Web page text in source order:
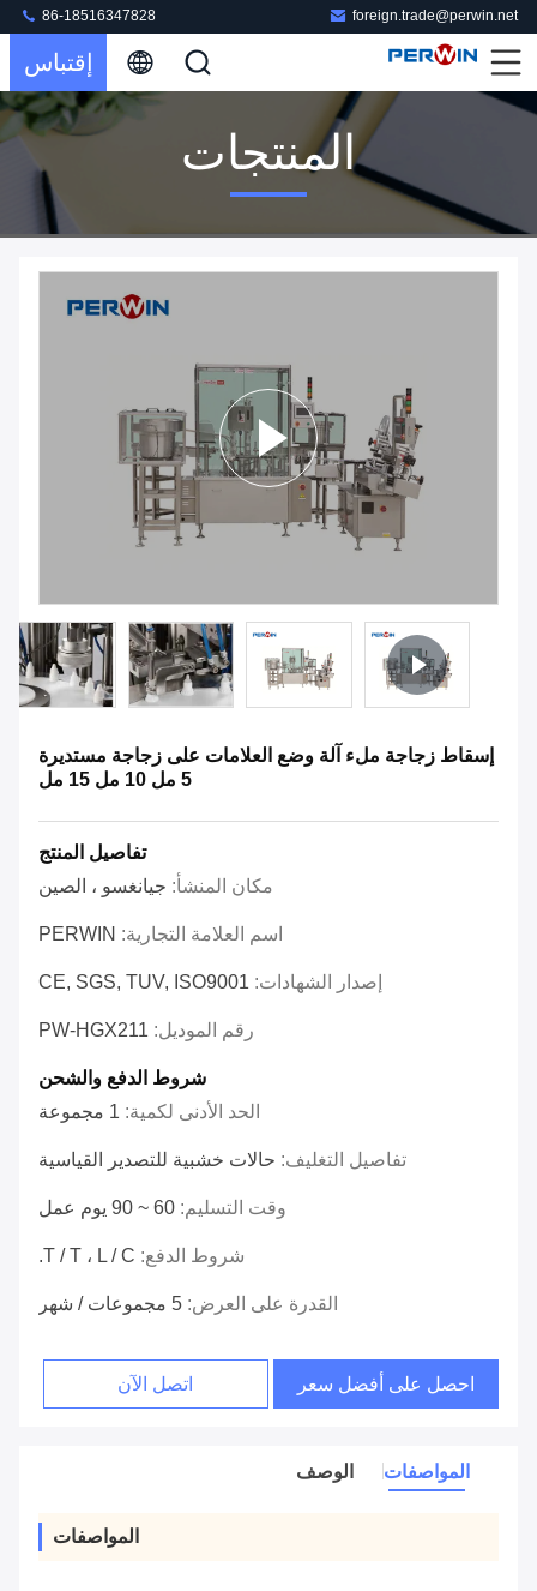
foreign.trade@perwin.net
86-18516347828
إقتباس
المنتجات
إسقاط زجاجة ملء آلة وضع العلامات على زجاجة مستديرة
5 مل 10 مل 15 مل
تفاصيل المنتج
مكان المنشأ: جيانغسو ، الصين
اسم العلامة التجارية: PERWIN
إصدار الشهادات: CE, SGS, TUV, ISO9001
رقم الموديل: PW-HGX211
شروط الدفع والشحن
الحد الأدنى لكمية: 1 مجموعة
تفاصيل التغليف: حالات خشبية للتصدير القياسية
وقت التسليم: 60 ~ 90 يوم عمل
شروط الدفع: T / T ، L / C.
القدرة على العرض: 5 مجموعات / شهر
احصل على أفضل سعر اتصل الآن
المواصفات الوصف
المواصفات